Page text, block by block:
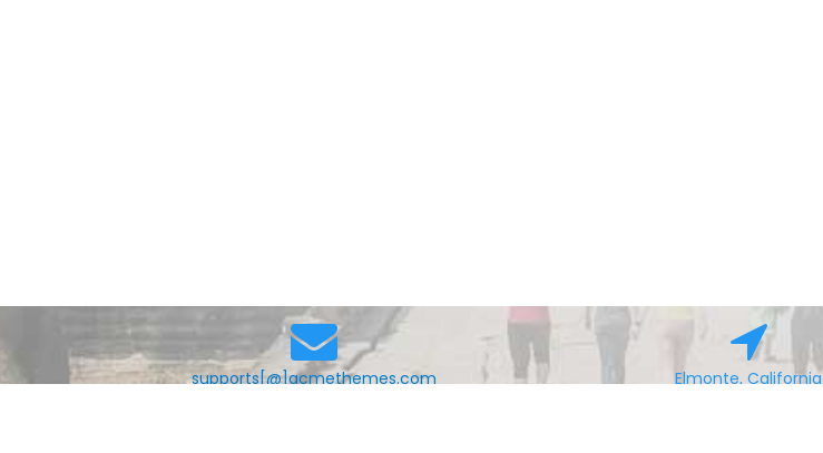
supports[@]acmethemes.com Elmonte, California